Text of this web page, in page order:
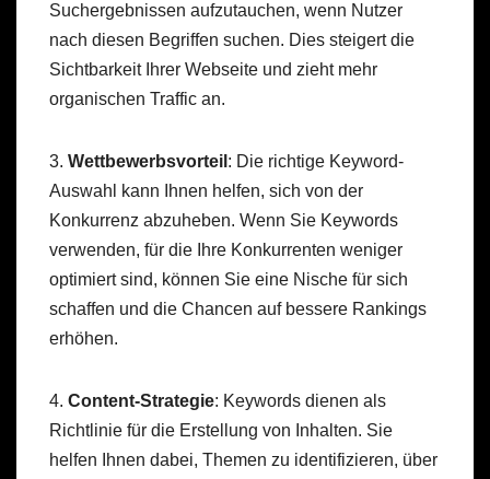
Suchergebnissen aufzutauchen, wenn Nutzer
nach diesen Begriffen suchen. Dies steigert die
Sichtbarkeit Ihrer Webseite und zieht mehr
organischen Traffic an.
3. Wettbewerbsvorteil : Die richtige Keyword-
Auswahl kann Ihnen helfen, sich von der
Konkurrenz abzuheben. Wenn Sie Keywords
verwenden, für die Ihre Konkurrenten weniger
optimiert sind, können Sie eine Nische für sich
schaffen und die Chancen auf bessere Rankings
erhöhen.
4. Content-Strategie: Keywords dienen als
Richtlinie für die Erstellung von Inhalten. Sie
helfen Ihnen dabei, Themen zu identifizieren, über